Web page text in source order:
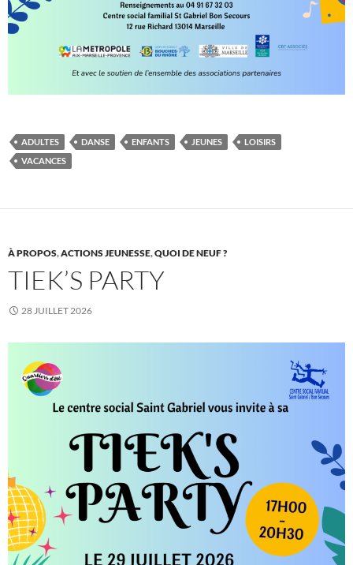
ADULTES DANSE ENFANTS JEUNES
LOISIRS
VACANCES
À PROPOS,ACTIONS JEUNESSE,QUOI DE NEUF ?
TIEK’S PARTY
28 JUILLET 2026